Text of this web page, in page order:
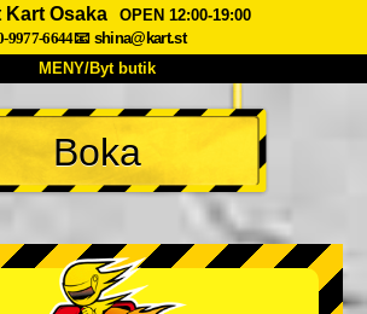
Kart Osaka
OPEN 12:00-19:00
9977-6644📧 shina@kart.st
MENY/Byt butik
HEM
Specifikationer Pris
Boka
Byt butik
Boka